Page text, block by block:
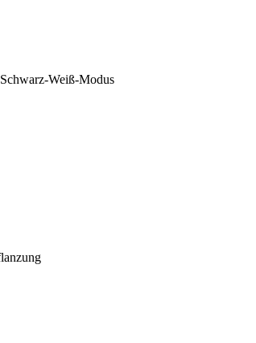
Schwarz-Weiß-Modus